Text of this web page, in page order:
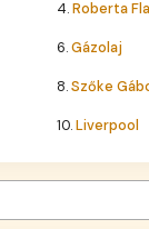
4.Roberta
6.Gázolaj
8.Szőke
10.Liverpool